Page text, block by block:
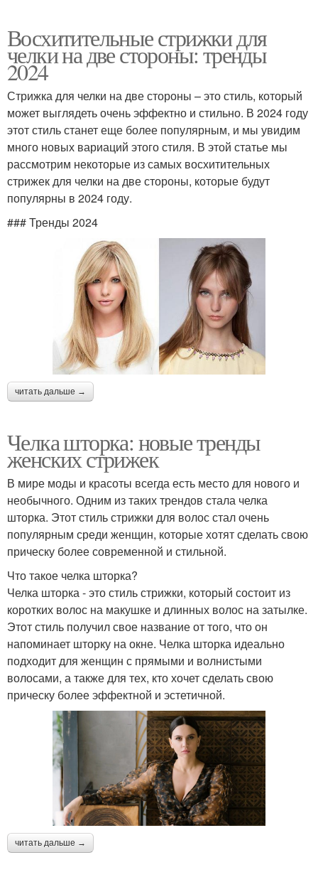
Восхитительные стрижки для
челки на две стороны: тренды
2024
Стрижка для челки на две стороны – это стиль, который
может выглядеть очень эффектно и стильно. В 2024 году
этот стиль станет еще более популярным, и мы увидим
много новых вариаций этого стиля. В этой статье мы
рассмотрим некоторые из самых восхитительных
стрижек для челки на две стороны, которые будут
популярны в 2024 году.
### Тренды 2024
читать дальше →
Челка шторка: новые тренды
женских стрижек
В мире моды и красоты всегда есть место для нового и
необычного. Одним из таких трендов стала челка
шторка. Этот стиль стрижки для волос стал очень
популярным среди женщин, которые хотят сделать свою
прическу более современной и стильной.
Что такое челка шторка?
Челка шторка - это стиль стрижки, который состоит из
коротких волос на макушке и длинных волос на затылке.
Этот стиль получил свое название от того, что он
напоминает шторку на окне. Челка шторка идеально
подходит для женщин с прямыми и волнистыми
волосами, а также для тех, кто хочет сделать свою
прическу более эффектной и эстетичной.
читать дальше →